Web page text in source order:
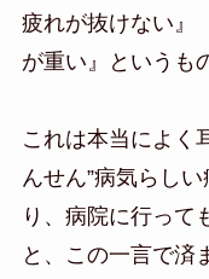
疲れが抜けない』
が重い』というも
これは本当によく
んせん”病気らし
り、病院に行って
と、この一言で済